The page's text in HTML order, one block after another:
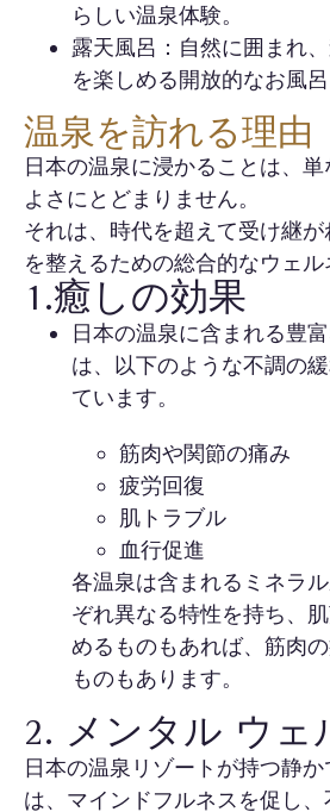
らしい温泉体験。
露天風呂：自然に囲まれ
を楽しめる開放的なお風呂
温泉を訪れる理由
日本の温泉に浸かることは、
よさにとどまりません。
それは、時代を超えて受け継
を整えるための総合的なウェル
1.癒しの効果
日本の温泉に含まれる豊
は、以下のような不調の
ています。
筋肉や関節の痛み
疲労回復
肌トラブル
血行促進
各温泉は含まれるミネラ
ぞれ異なる特性を持ち、
めるものもあれば、筋肉
ものもあります。
2. メンタル ウェ
日本の温泉リゾートが持つ静
は、マインドフルネスを促し